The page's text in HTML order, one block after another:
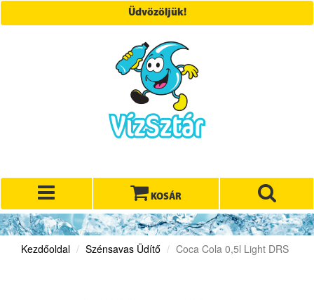
Üdvözöljük!
KOSÁR
Kezdőoldal Szénsavas Üdítő Coca Cola 0,5l Light DRS